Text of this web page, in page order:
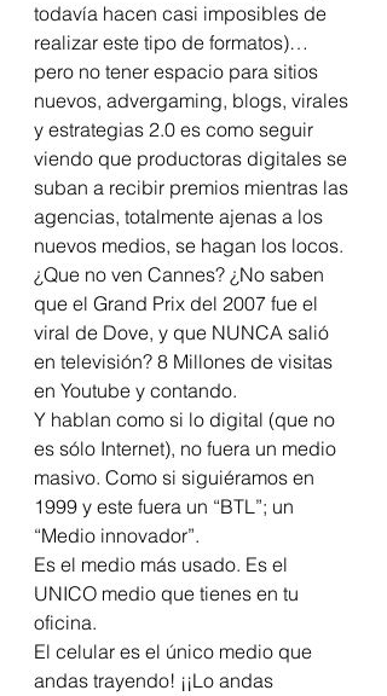
todavía hacen casi imposibles de
realizar este tipo de formatos)…
pero no tener espacio para sitios
nuevos, advergaming, blogs, virales
y estrategias 2.0 es como seguir
viendo que productoras digitales se
suban a recibir premios mientras las
agencias, totalmente ajenas a los
nuevos medios, se hagan los locos.
¿Que no ven Cannes? ¿No saben
que el Grand Prix del 2007 fue el
viral de Dove, y que NUNCA salió
en televisión? 8 Millones de visitas
en Youtube y contando.
Y hablan como si lo digital (que no
es sólo Internet), no fuera un medio
masivo. Como si siguiéramos en
1999 y este fuera un “BTL”; un
“Medio innovador”.
Es el medio más usado. Es el
UNICO medio que tienes en tu
oficina.
El celular es el único medio que
andas trayendo! ¡¡Lo andas